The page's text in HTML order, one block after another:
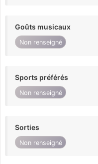
Goûts musicaux
Non renseigné
Sports préférés
Non renseigné
Sorties
Non renseigné